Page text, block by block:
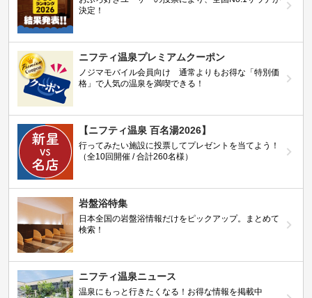
決定！
ニフティ温泉プレミアムクーポン
ノジマモバイル会員向け 通常よりもお得な「特別価
格」で人気の温泉を満喫できる！
【ニフティ温泉 百名湯2026】
行ってみたい施設に投票してプレゼントを当てよう！
（全10回開催 / 合計260名様）
岩盤浴特集
日本全国の岩盤浴情報だけをピックアップ。まとめて
検索！
ニフティ温泉ニュース
温泉にもっと行きたくなる！お得な情報を掲載中